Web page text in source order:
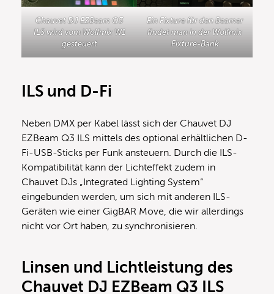
Chauvet DJ EZBeam Q3
ILS wird vom Wolfmix W1
gesteuert
Ein Fixture für den Beamer
findet man in der Wolfmix
Fixture-Bank
ILS und D-Fi
Neben DMX per Kabel lässt sich der Chauvet DJ
EZBeam Q3 ILS mittels des optional erhältlichen D-
Fi-USB-Sticks per Funk ansteuern. Durch die ILS-
Kompatibilität kann der Lichteffekt zudem in
Chauvet DJs „Integrated Lighting System“
eingebunden werden, um sich mit anderen ILS-
Geräten wie einer GigBAR Move, die wir allerdings
nicht vor Ort haben, zu synchronisieren.
Linsen und Lichtleistung des
Chauvet DJ EZBeam Q3 ILS